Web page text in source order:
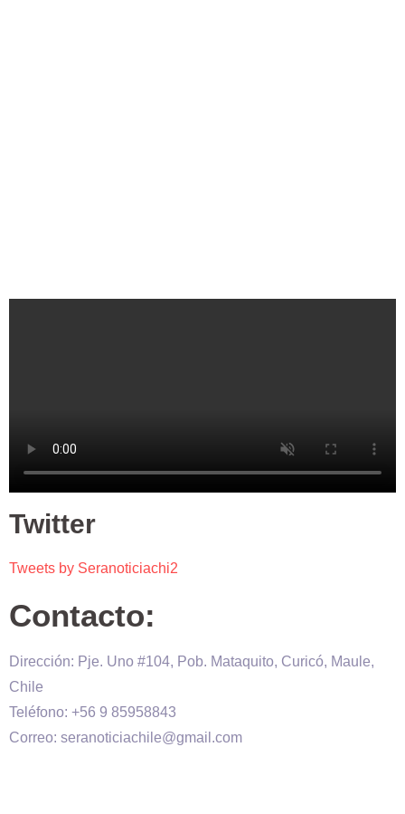
Twitter
Tweets by Seranoticiachi2
Contacto:
Dirección: Pje. Uno #104, Pob. Mataquito, Curicó, Maule,
Chile
Teléfono: +56 9 85958843
Correo: seranoticiachile@gmail.com